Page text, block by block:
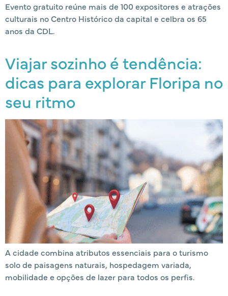
Evento gratuito reúne mais de 100 expositores e atrações
culturais no Centro Histórico da capital e celbra os 65
anos da CDL.
Viajar sozinho é tendência:
dicas para explorar Floripa no
seu ritmo
A cidade combina atributos essenciais para o turismo
solo de paisagens naturais, hospedagem variada,
mobilidade e opções de lazer para todos os perfis.